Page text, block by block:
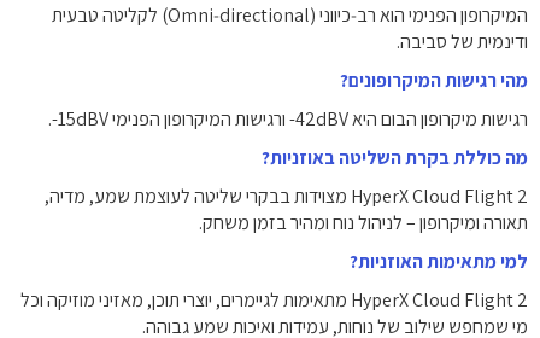
המיקרופון הפנימי הוא רב‑כיווני (Omni‑directional) לקליטה טבעית
ודינמית של סביבה.
מהי רגישות המיקרופונים?
רגישות מיקרופון הבום היא ‎-42dBV‎ ורגישות המיקרופון הפנימי ‎-15dBV‎.
מה כוללת בקרת השליטה באוזניות?
HyperX Cloud Flight 2 מצוידות בבקרי שליטה לעוצמת שמע, מדיה,
תאורה ומיקרופון – לניהול נוח ומהיר בזמן משחק.
למי מתאימות האוזניות?
HyperX Cloud Flight 2 מתאימות לגיימרים, יוצרי תוכן, מאזיני מוזיקה וכל
מי שמחפש שילוב של נוחות, עמידות ואיכות שמע גבוהה.